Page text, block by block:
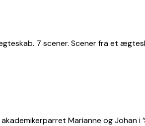
7 scener. Scener fra et
Marianne og Johan i